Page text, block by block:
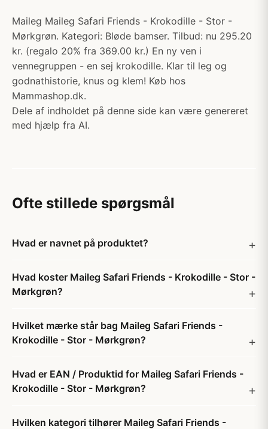
Maileg Maileg Safari Friends - Krokodille - Stor -
Mørkgrøn. Kategori: Bløde bamser. Tilbud: nu 295.20
kr. (regalo 20% fra 369.00 kr.) En ny ven i
vennegruppen - en sej krokodille. Klar til leg og
godnathistorie, knus og klem! Køb hos
Mammashop.dk.
Dele af indholdet på denne side kan være genereret
med hjælp fra AI.
Ofte stillede spørgsmål
Hvad er navnet på produktet?
Hvad koster Maileg Safari Friends - Krokodille - Stor -
Mørkgrøn?
Hvilket mærke står bag Maileg Safari Friends -
Krokodille - Stor - Mørkgrøn?
Hvad er EAN / Produktid for Maileg Safari Friends -
Krokodille - Stor - Mørkgrøn?
Hvilken kategori tilhører Maileg Safari Friends -